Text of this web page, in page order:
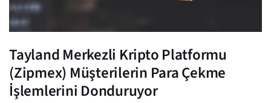
Tayland Merkezli Kripto Platformu
(Zipmex) Müşterilerin Para Çekme
İşlemlerini Donduruyor